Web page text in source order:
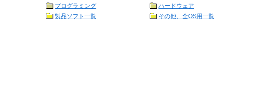
プログラミング
ハードウェア
製品ソフト一覧 その他、全OS用一覧